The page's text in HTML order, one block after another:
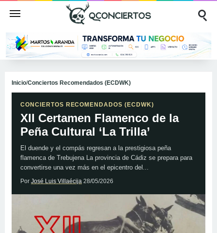
Inicio/Conciertos Recomendados (ECDWK)
CONCIERTOS RECOMENDADOS (ECDWK)
XII Certamen Flamenco de la
Peña Cultural ‘La Trilla’
El duende y el compás regresan a la prestigiosa peña
flamenca de Trebujena La provincia de Cádiz se prepara para
convertirse una vez más en el epicentro del...
Por José Luis Villaécija 28/05/2026